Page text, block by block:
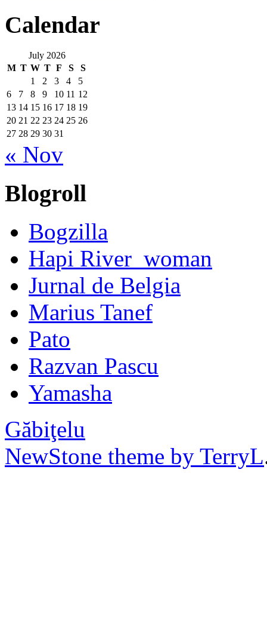
Calendar
July 2026
M T W T F S
S
1
2 3 4
5
6
7 8 9 10 11 12
13 14 15 16 17 18 19
20 21 22 23 24 25 26
27 28 29 30 31
« Nov
Blogroll
Bogzilla
Hapi River_woman
Jurnal de Belgia
Marius Tanef
Pato
Razvan Pascu
Yamasha
Găbiţelu
NewStone theme by TerryL